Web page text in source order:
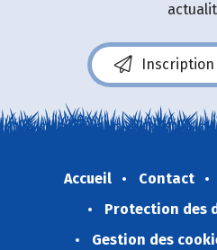
Accueil Contact
Protection des
Gestion des